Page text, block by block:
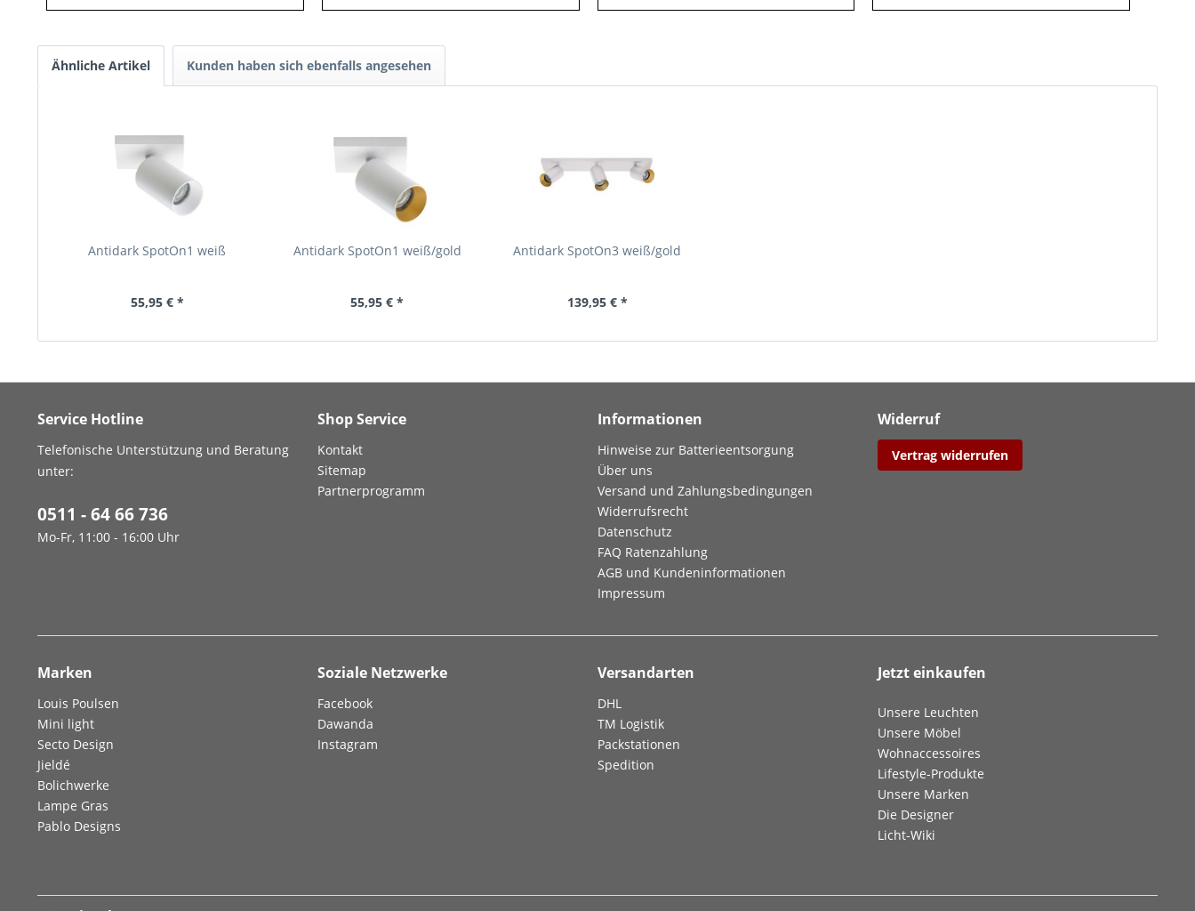
Ähnliche Artikel Kunden haben sich ebenfalls angesehen
Antidark SpotOn1 weiß
55,95 € *
Antidark SpotOn1 weiß/gold
55,95 € *
Antidark SpotOn3 weiß/gold
139,95 € *
Service Hotline
Telefonische Unterstützung und Beratung
unter:
0511 - 64 66 736
Mo-Fr, 11:00 - 16:00 Uhr
Shop Service
Kontakt
Sitemap
Partnerprogramm
Informationen
Hinweise zur Batterieentsorgung
Über uns
Versand und Zahlungsbedingungen
Widerrufsrecht
Datenschutz
FAQ Ratenzahlung
AGB und Kundeninformationen
Impressum
Widerruf
Vertrag widerrufen
Marken
Louis Poulsen
Mini light
Secto Design
Jieldé
Bolichwerke
Lampe Gras
Pablo Designs
Soziale Netzwerke
Facebook
Dawanda
Instagram
Versandarten
DHL
TM Logistik
Packstationen
Spedition
Jetzt einkaufen
Unsere Leuchten
Unsere Möbel
Wohnaccessoires
Lifestyle-Produkte
Unsere Marken
Die Designer
Licht-Wiki